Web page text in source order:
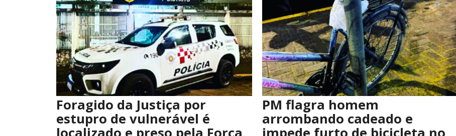
Foragido da Justiça por
estupro de vulnerável é
PM flagra homem
arrombando cadeado e